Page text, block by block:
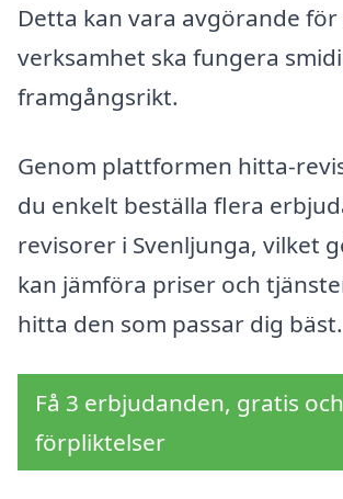
Detta kan vara avgörande
verksamhet ska fungera
framgångsrikt.
Genom plattformen hitta-
du enkelt beställa flera
revisorer i Svenljunga, vilket
kan jämföra priser och
hitta den som passar dig bäst.
Få 3 erbjudanden, gratis
förpliktelser